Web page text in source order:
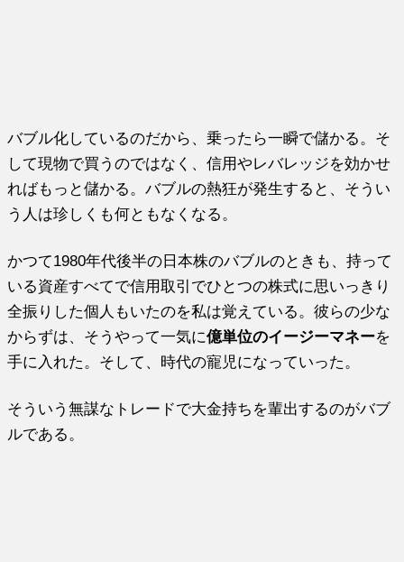
バブル化しているのだから、乗ったら一瞬で儲かる。そ
して現物で買うのではなく、信用やレバレッジを効かせ
ればもっと儲かる。バブルの熱狂が発生すると、そうい
う人は珍しくも何ともなくなる。
かつて1980年代後半の日本株のバブルのときも、持って
いる資産すべてで信用取引でひとつの株式に思いっきり
全振りした個人もいたのを私は覚えている。彼らの少な
からずは、そうやって一気に億単位のイージーマネーを
手に入れた。そして、時代の寵児になっていった。
そういう無謀なトレードで大金持ちを輩出するのがバブ
ルである。